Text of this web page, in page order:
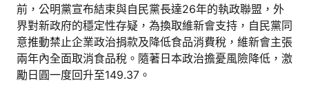
前，公明黨宣布結束與自民黨長達26年的執政聯盟，外
界對新政府的穩定性存疑，為換取維新會支持，自民黨同
意推動禁止企業政治捐款及降低食品消費稅，維新會主張
兩年內全面取消食品稅。隨著日本政治擔憂風險降低，激
勵日圓一度回升至149.37。